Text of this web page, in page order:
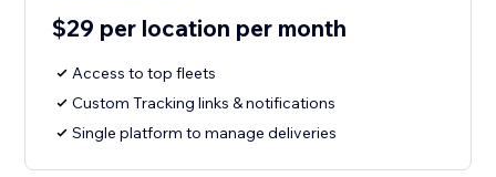
$29 per location per month
Access to top fleets
Custom Tracking links & notifications
Single platform to manage deliveries